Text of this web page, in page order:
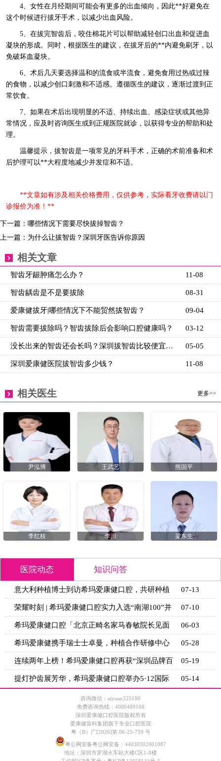
4、女性在月经期间可能会有更多的出血倾向，因此**好避免在
这个时候进行拔牙手术，以减少出血风险。
5、在拔完智齿后，咬住棉花片可以帮助减轻创口出血和促进血
凝块的形成。同时，根据医生的建议，在拔牙后的**内避免刷牙，以
免破坏血凝块。
6、术后几天要选择温和的流食或半流食，避免食用过热或过辣
的食物，以减少创口刺激和不适感。遵循医生的建议，逐渐过渡到正
常饮食。
7、如果在术后出现明显的不适、持续出血、感染症状或其他异
常情况，应及时咨询医生或到正规医院就诊，以获得专业的帮助和处
理。
温馨提示，拔智齿是一项常见的牙科手术，正确的术前准备和术
后护理可以**大程度地减少并发症和不适。
**文章如有涉及相关价格费用，仅供参考，实际看牙收费请以门
诊报价为准！**
下一篇：哪些情况下需要尽快拔掉智齿？
上一篇：为什么让拔智齿？深圳牙医告诉你原因
相关文章
11-08
智齿牙龈肿痛怎么办？
08-31
智齿龋齿是不是要拔除
09-04
爱康健拔牙|哪些情况下不能贸然拔智齿？
03-12
智齿需要拔除吗？智齿拔除后会影响口腔健康吗？
05-05
没长出来的智齿还会长吗？深圳拔智齿比较便宜的医院
11-08
深圳爱康健医院拔智齿多少钱？
更多>>
相关医生
尹泓博 王武艺 熊国平
李红枝 李川 梁东生
医院动态 知识问答
意大利种植博士到访希玛爱康健口腔，共研种植
技术新思
07-13
荣耀时刻 | 希玛爱康健口腔实力入选“南湖100”并
获官
07-10
希玛爱康健口腔「北京正畸名家马春敏院长见面
日」活动
06-03
希玛爱康健携手瑞士士卓曼，种植合作研修中心
揭牌
05-28
连续两年上榜！希玛爱康健口腔再获“深圳品牌百
强”
05-19
提灯护齿展芳华，希玛爱康健口腔举办5·12国际 05-14
咨询微信：aiyuan325180
免费咨询热线：4000489168
深圳爱康健口腔医院版权所有
爱康健齿科集团旗下专业口腔医院
粤（B）广[2026]第 06-25-759 号
粤公网安备粤公网安备：44030302001087
地址：深圳市罗湖火车站大楼C区1-8楼